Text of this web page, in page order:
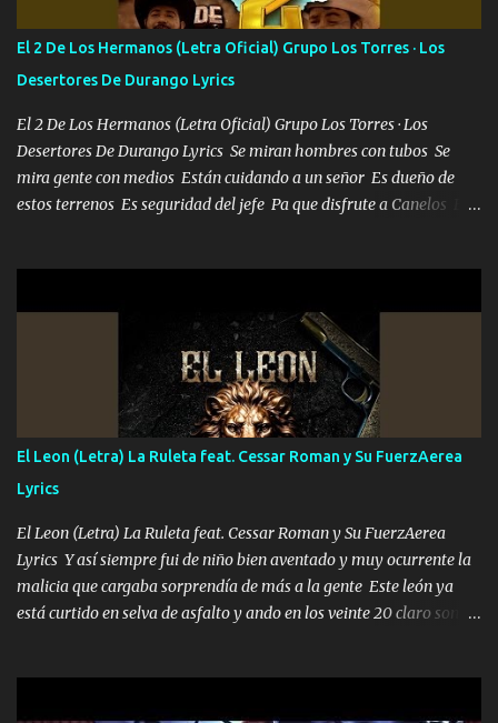
tu vida, y está bien Porque lo que tengo nadie lo tiene Una me está
escribiendo y la otra me va a llamar Quiere que vaya a verla y que
la invite a cenar Otras más me están pidiendo que las saque a
bailar Pero es que tengo un par de conciertos más que llenar Se
mueven solo por el interés P...
El 2 De Los Hermanos (Letra Oficial) Grupo Los Torres · Los
Desertores De Durango Lyrics
El 2 De Los Hermanos (Letra Oficial) Grupo Los Torres · Los
Desertores De Durango Lyrics Se miran hombres con tubos Se
mira gente con medios Están cuidando a un señor Es dueño de
estos terrenos Es seguridad del jefe Pa que disfrute a Canelos Es
ni tampoco las mujeres porque es platica de grandes por eso hay
que estar alegres doy las instrucciones para atender los deberes
Música Si es que salta algún problema de confianza tengo gente
ahí está el Hombre Cuarenta y también Pariente 7 arreglan
cualquier problema no más es cuestión que ordené NOS HACE
FALTA UN HERMANO DE CLAVE ERA EL 24 SIEMPRE FUE UN
HOMBRE VALIENTE POR ALGO M'URIÓ PELEAND0 SIEMPRE
VIO POR LA FAMILIA PARA QUE SIGA EL LEGADO Es el DOS de
los HERMANOS un cerebro inteligente y com...
El Leon (Letra) La Ruleta feat. Cessar Roman y Su FuerzAerea
Lyrics
El Leon (Letra) La Ruleta feat. Cessar Roman y Su FuerzAerea
Lyrics Y así siempre fui de niño bien aventado y muy ocurrente la
malicia que cargaba sorprendía de más a la gente Este león ya
está curtido en selva de asfalto y ando en los veinte 20 claro son